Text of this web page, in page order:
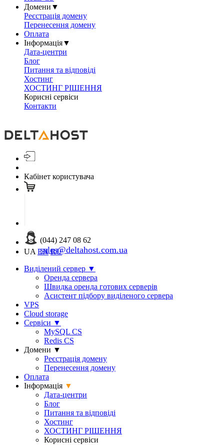
Домени ▼
Реєстрація домену
Перенесення домену
Оплата
Інформація▼
Дата-центри
Блог
Питання та відповіді
Хостинг
ХОСТИНГ РІШЕННЯ
Корисні сервіси
Контакти
Кабінет користувача
(044) 247 08 62
sales@deltahost.com.ua
UA EN RU
Виділений сервер ▼
Оренда сервера
Швидка оренда готових серверів
Асистент підбору виділеного сервера
VPS
Cloud storage
Сервіси ▼
MySQL CS
Redis CS
Домени ▼
Реєстрація домену
Перенесення домену
Оплата
Інформація ▼
Дата-центри
Блог
Питання та відповіді
Хостинг
ХОСТИНГ РІШЕННЯ
Корисні сервіси